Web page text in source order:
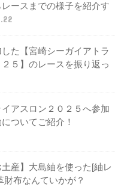
ースまでの様子を紹介す
た【宮崎シーガイアトラ
５】のレースを振り返っ
アスロン２０２５へ参加
ついてご紹介！
土産】大島紬を使った[紬レ
財布なんていかが？